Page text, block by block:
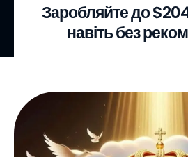
Заробляйте до
навіть без